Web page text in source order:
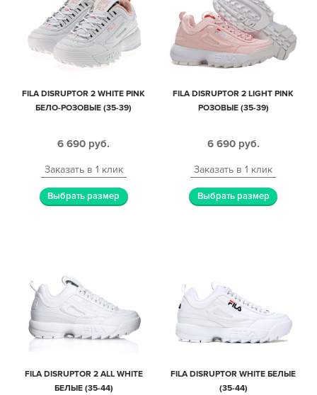
FILA DISRUPTOR 2 WHITE PINK
БЕЛО-РОЗОВЫЕ (35-39)
6 690 руб.
Заказать в 1 клик
Выбрать размер
FILA DISRUPTOR 2 LIGHT PINK
РОЗОВЫЕ (35-39)
6 690 руб.
Заказать в 1 клик
Выбрать размер
FILA DISRUPTOR 2 ALL WHITE
БЕЛЫЕ (35-44)
FILA DISRUPTOR WHITE БЕЛЫЕ
(35-44)